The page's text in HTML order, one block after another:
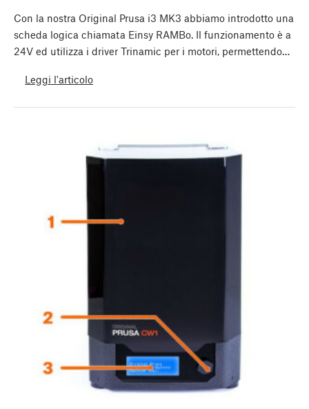
Con la nostra Original Prusa i3 MK3 abbiamo introdotto una
scheda logica chiamata Einsy RAMBo. Il funzionamento è a
24V ed utilizza i driver Trinamic per i motori, permettendo…
Leggi l'articolo